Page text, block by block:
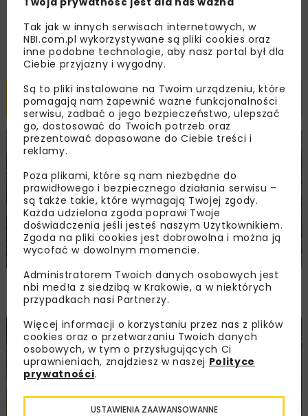
Powiązane artykuły
PKP PLK ogłosiły przetarg na odcinek Gdów
– Szczyrzyc projektu Podłęże–Piekiełko
DROGI INWESTYCJE WIADOMOŚCI
Tak jak w innych serwisach internetowych, w
NBI.com.pl wykorzystywane są pliki cookies oraz
inne podobne technologie, aby nasz portal był dla
Ciebie przyjazny i wygodny.
Są to pliki instalowane na Twoim urządzeniu, które
pomagają nam zapewnić ważne funkcjonalności
serwisu, zadbać o jego bezpieczeństwo, ulepszać
go, dostosować do Twoich potrzeb oraz
prezentować dopasowane do Ciebie treści i
reklamy.
Poza plikami, które są nam niezbędne do
prawidłowego i bezpiecznego działania serwisu –
są także takie, które wymagają Twojej zgody.
Każda udzielona zgoda poprawi Twoje
doświadczenia jeśli jesteś naszym Użytkownikiem.
Zgoda na pliki cookies jest dobrowolna i można ją
wycofać w dowolnym momencie.
Administratorem Twoich danych osobowych jest
nbi med!a z siedzibą w Krakowie, a w niektórych
przypadkach nasi Partnerzy.
Więcej informacji o korzystaniu przez nas z plików
cookies oraz o przetwarzaniu Twoich danych
osobowych, w tym o przysługujących Ci
uprawnieniach, znajdziesz w naszej Polityce
prywatności.
USTAWIENIA ZAAWANSOWANNE